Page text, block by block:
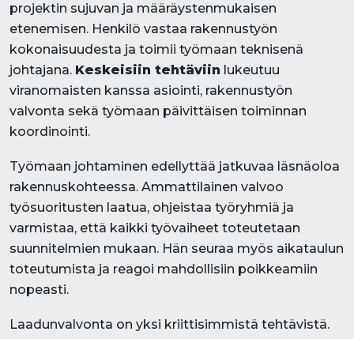
projektin sujuvan ja määräystenmukaisen
etenemisen. Henkilö vastaa rakennustyön
kokonaisuudesta ja toimii työmaan teknisenä
johtajana. Keskeisiin tehtäviin lukeutuu
viranomaisten kanssa asiointi, rakennustyön
valvonta sekä työmaan päivittäisen toiminnan
koordinointi.
Työmaan johtaminen edellyttää jatkuvaa läsnäoloa
rakennuskohteessa. Ammattilainen valvoo
työsuoritusten laatua, ohjeistaa työryhmiä ja
varmistaa, että kaikki työvaiheet toteutetaan
suunnitelmien mukaan. Hän seuraa myös aikataulun
toteutumista ja reagoi mahdollisiin poikkeamiin
nopeasti.
Laadunvalvonta on yksi kriittisimmistä tehtävistä.